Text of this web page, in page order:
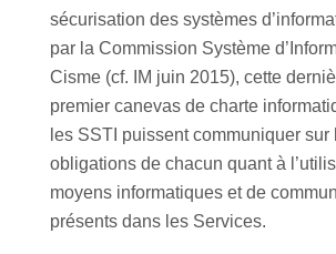
sécurisation des systèmes
par la Commission Système
Cisme (cf. IM juin 2015), cette
premier canevas de charte
les SSTI puissent communiquer sur
obligations de chacun quant à
moyens informatiques et de
présents dans les Services.